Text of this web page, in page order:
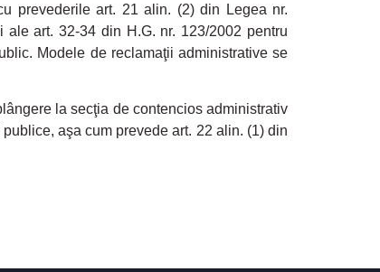
prevederile art. 21 alin. (2) din Legea nr.
art. 32-34 din H.G. nr. 123/2002 pentru
Modele de reclamaţii administrative se
la secţia de contencios administrativ
aşa cum prevede art. 22 alin. (1) din